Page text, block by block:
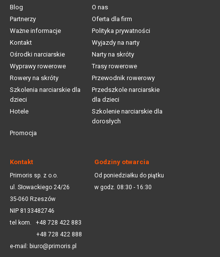
Blog
O nas
Partnerzy
Oferta dla firm
Ważne informacje
Polityka prywatności
Kontakt
Wyjazdy na narty
Ośrodki narciarskie
Narty na skróty
Wyprawy rowerowe
Trasy rowerowe
Rowery na skróty
Przewodnik rowerowy
Szkolenia narciarskie dla
dzieci
Przedszkole narciarskie
dla dzieci
Hotele
Szkolenie narciarskie dla
dorosłych
Promocja
Kontakt
Primoris sp. z o.o.
ul. Słowackiego 24/26
35-060 Rzeszów
NIP 8133482746
tel kom. +48 728 422 883
+48 728 422 888
e-mail: biuro@primoris.pl
Godziny otwarcia
Od poniedziałku do piątku
w godz. 08:30 - 16:30